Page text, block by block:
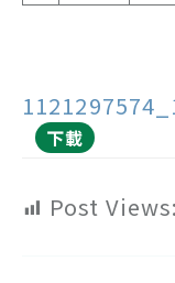
下載
Post Views: